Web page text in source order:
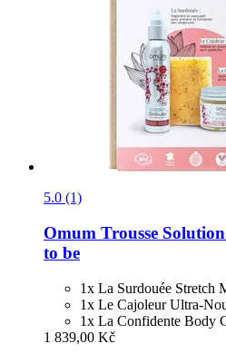
5.0 (1)
Omum Trousse
to be
1x La Surdouée Stretch
1x Le Cajoleur Ultra-
1x La Confidente Body
1 839,00 Kč